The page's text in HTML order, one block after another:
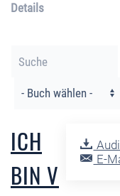
Details
Filter
E-
ICH
BIN V